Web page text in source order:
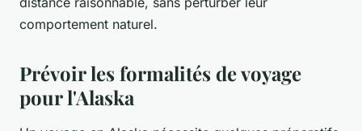
comportement naturel.
Prévoir les formalités de voyage
pour l'Alaska